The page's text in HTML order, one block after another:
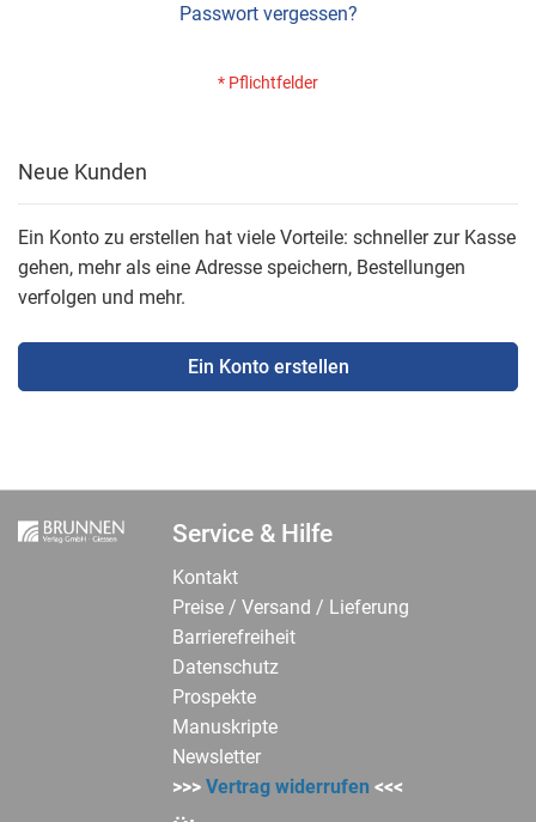
Passwort vergessen?
Neue Kunden
Ein Konto zu erstellen hat viele Vorteile: schneller zur Kasse
gehen, mehr als eine Adresse speichern, Bestellungen
verfolgen und mehr.
Ein Konto erstellen
Service & Hilfe
Kontakt
Preise / Versand / Lieferung
Barrierefreiheit
Datenschutz
Prospekte
Manuskripte
Newsletter
>>>Vertrag widerrufen <<<